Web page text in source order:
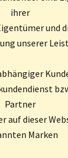
ihrer
und
unserer
Partner
auf dieser
Marken